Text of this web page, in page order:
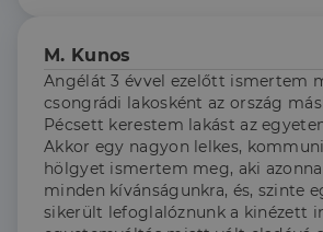
M. Kunos
Angélát 3 évvel ezelőtt ismertem
csongrádi lakosként az ország
Pécsett kerestem lakást az
Akkor egy nagyon lelkes,
hölgyet ismertem meg, aki
minden kívánságunkra, és, szinte
sikerült lefoglalóznunk a kinézett
lidc
Microsoft
Corporation
.linkedin.com
IDE
.doubleclick.net
hogy